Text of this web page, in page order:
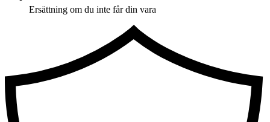
Ersättning om du inte får din vara